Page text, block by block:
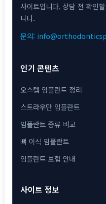
사이트입니다. 상담 전 확인
니다.
문의:
인기 콘텐츠
오스템 임플란트 정리
스트라우만 임플란트
임플란트 종류 비교
뼈 이식 임플란트
임플란트 보험 안내
사이트 정보